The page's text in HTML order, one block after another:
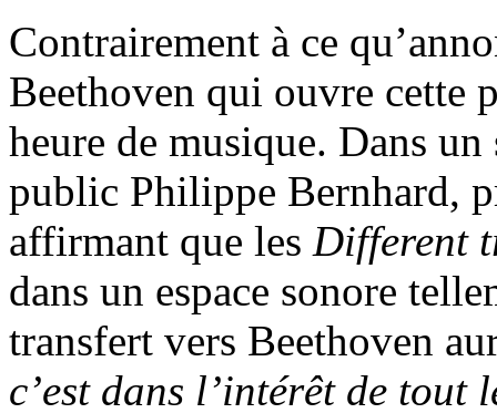
Contrairement à ce
Beethoven qui ouvre cette
heure de musique. Dans
public Philippe Bernhard,
affirmant que les Different
dans un espace sonore
transfert vers Beethoven
c’est dans l’intérêt de tout